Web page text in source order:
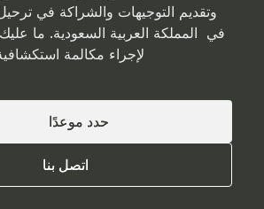
وتقديم التوجيهات والشراكة في ترحيل/
في المملكة العربية السعودية. ما
لإجراء مكالمة
حدد موعدًا
حدد موعدًا
اتصل بنا
اتصل بنا